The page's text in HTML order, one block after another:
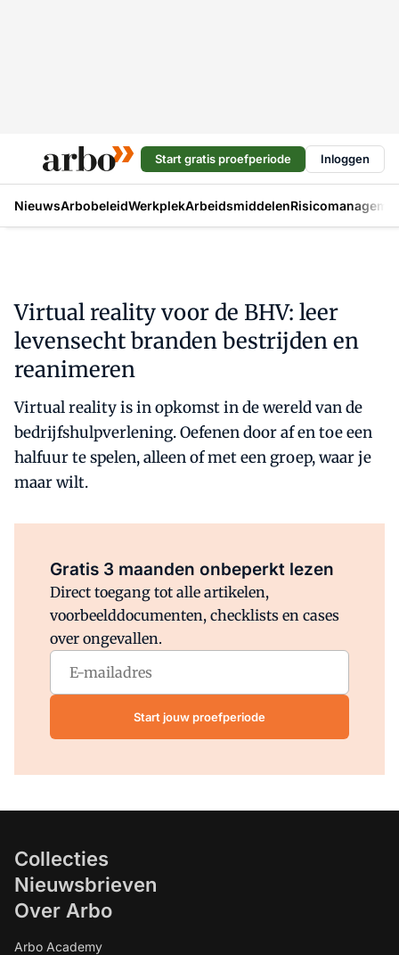
Start gratis proefperiode Inloggen
NieuwsArbobeleidWerkplekArbeidsmiddelen
Virtual reality voor de BHV: leer
levensecht branden bestrijden en
reanimeren
Virtual reality is in opkomst in de wereld van de
bedrijfshulpverlening. Oefenen door af en toe een
halfuur te spelen, alleen of met een groep, waar je
maar wilt.
Gratis 3 maanden onbeperkt lezen
Direct toegang tot alle artikelen,
voorbeelddocumenten, checklists en cases
over ongevallen.
Start jouw proefperiode
Collecties
Nieuwsbrieven
Over Arbo
Arbo Academy